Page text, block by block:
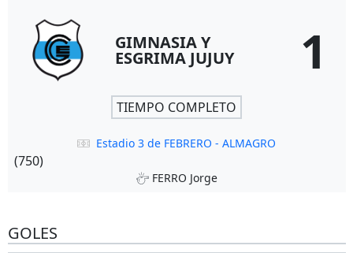
GIMNASIA Y
ESGRIMA JUJUY 1
TIEMPO COMPLETO
Estadio 3 de FEBRERO - ALMAGRO
(750)
FERRO Jorge
GOLES